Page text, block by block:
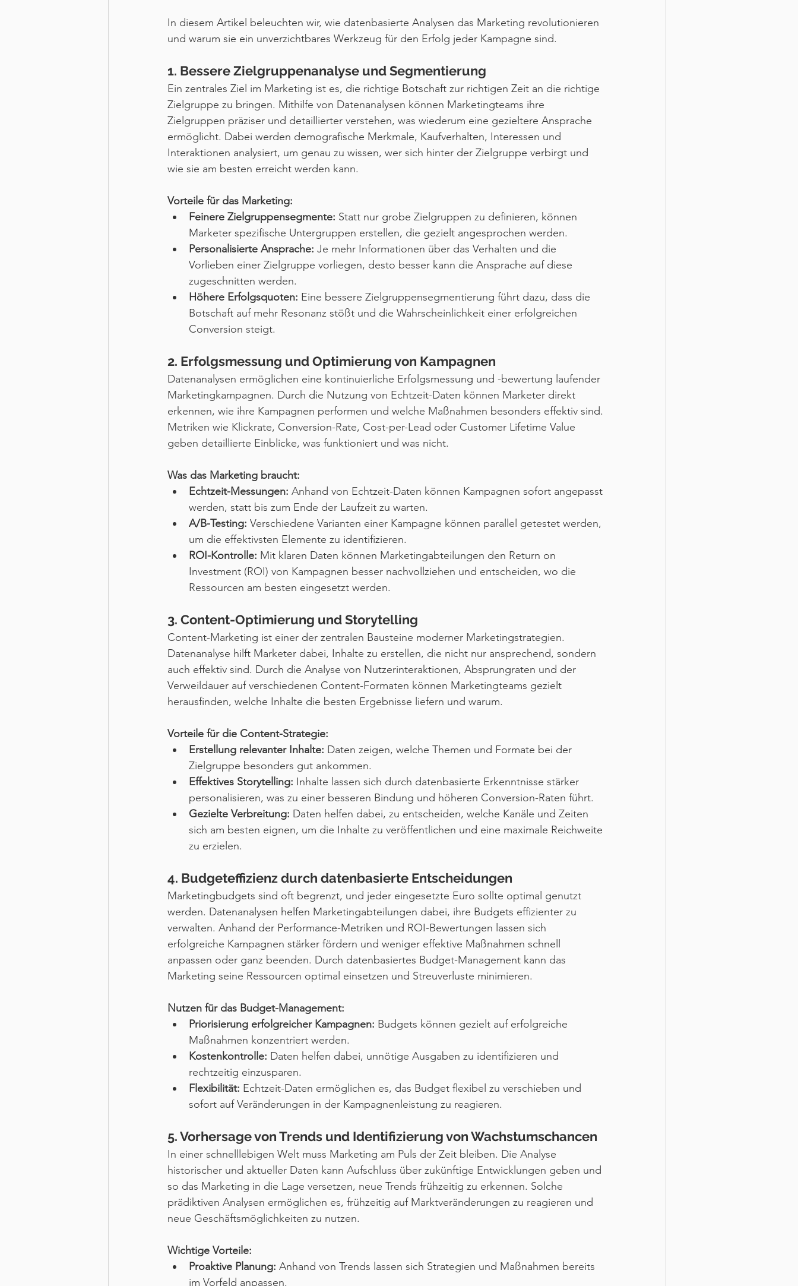
In diesem Artikel beleuchten wir, wie datenbasierte Analysen das Marketing revolutionieren
und warum sie ein unverzichtbares Werkzeug für den Erfolg jeder Kampagne sind.
1. Bessere Zielgruppenanalyse und Segmentierung
Ein zentrales Ziel im Marketing ist es, die richtige Botschaft zur richtigen Zeit an die richtige
Zielgruppe zu bringen. Mithilfe von Datenanalysen können Marketingteams ihre
Zielgruppen präziser und detaillierter verstehen, was wiederum eine gezieltere Ansprache
ermöglicht. Dabei werden demografische Merkmale, Kaufverhalten, Interessen und
Interaktionen analysiert, um genau zu wissen, wer sich hinter der Zielgruppe verbirgt und
wie sie am besten erreicht werden kann.
Vorteile für das Marketing:
Feinere Zielgruppensegmente: Statt nur grobe Zielgruppen zu definieren, können
Marketer spezifische Untergruppen erstellen, die gezielt angesprochen werden.
Personalisierte Ansprache: Je mehr Informationen über das Verhalten und die
Vorlieben einer Zielgruppe vorliegen, desto besser kann die Ansprache auf diese
zugeschnitten werden.
Höhere Erfolgsquoten: Eine bessere Zielgruppensegmentierung führt dazu, dass die
Botschaft auf mehr Resonanz stößt und die Wahrscheinlichkeit einer erfolgreichen
Conversion steigt.
2. Erfolgsmessung und Optimierung von Kampagnen
Datenanalysen ermöglichen eine kontinuierliche Erfolgsmessung und -bewertung laufender
Marketingkampagnen. Durch die Nutzung von Echtzeit-Daten können Marketer direkt
erkennen, wie ihre Kampagnen performen und welche Maßnahmen besonders effektiv sind.
Metriken wie Klickrate, Conversion-Rate, Cost-per-Lead oder Customer Lifetime Value
geben detaillierte Einblicke, was funktioniert und was nicht.
Was das Marketing braucht:
Echtzeit-Messungen: Anhand von Echtzeit-Daten können Kampagnen sofort angepasst
werden, statt bis zum Ende der Laufzeit zu warten.
A/B-Testing: Verschiedene Varianten einer Kampagne können parallel getestet werden,
um die effektivsten Elemente zu identifizieren.
ROI-Kontrolle: Mit klaren Daten können Marketingabteilungen den Return on
Investment (ROI) von Kampagnen besser nachvollziehen und entscheiden, wo die
Ressourcen am besten eingesetzt werden.
3. Content-Optimierung und Storytelling
Content-Marketing ist einer der zentralen Bausteine moderner Marketingstrategien.
Datenanalyse hilft Marketer dabei, Inhalte zu erstellen, die nicht nur ansprechend, sondern
auch effektiv sind. Durch die Analyse von Nutzerinteraktionen, Absprungraten und der
Verweildauer auf verschiedenen Content-Formaten können Marketingteams gezielt
herausfinden, welche Inhalte die besten Ergebnisse liefern und warum.
Vorteile für die Content-Strategie:
Erstellung relevanter Inhalte: Daten zeigen, welche Themen und Formate bei der
Zielgruppe besonders gut ankommen.
Effektives Storytelling: Inhalte lassen sich durch datenbasierte Erkenntnisse stärker
personalisieren, was zu einer besseren Bindung und höheren Conversion-Raten führt.
Gezielte Verbreitung: Daten helfen dabei, zu entscheiden, welche Kanäle und Zeiten
sich am besten eignen, um die Inhalte zu veröffentlichen und eine maximale Reichweite
zu erzielen.
4. Budgeteffizienz durch datenbasierte Entscheidungen
Marketingbudgets sind oft begrenzt, und jeder eingesetzte Euro sollte optimal genutzt
werden. Datenanalysen helfen Marketingabteilungen dabei, ihre Budgets effizienter zu
verwalten. Anhand der Performance-Metriken und ROI-Bewertungen lassen sich
erfolgreiche Kampagnen stärker fördern und weniger effektive Maßnahmen schnell
anpassen oder ganz beenden. Durch datenbasiertes Budget-Management kann das
Marketing seine Ressourcen optimal einsetzen und Streuverluste minimieren.
Nutzen für das Budget-Management:
Priorisierung erfolgreicher Kampagnen: Budgets können gezielt auf erfolgreiche
Maßnahmen konzentriert werden.
Kostenkontrolle: Daten helfen dabei, unnötige Ausgaben zu identifizieren und
rechtzeitig einzusparen.
Flexibilität: Echtzeit-Daten ermöglichen es, das Budget flexibel zu verschieben und
sofort auf Veränderungen in der Kampagnenleistung zu reagieren.
5. Vorhersage von Trends und Identifizierung von Wachstumschancen
In einer schnelllebigen Welt muss Marketing am Puls der Zeit bleiben. Die Analyse
historischer und aktueller Daten kann Aufschluss über zukünftige Entwicklungen geben und
so das Marketing in die Lage versetzen, neue Trends frühzeitig zu erkennen. Solche
prädiktiven Analysen ermöglichen es, frühzeitig auf Marktveränderungen zu reagieren und
neue Geschäftsmöglichkeiten zu nutzen.
Wichtige Vorteile:
Proaktive Planung: Anhand von Trends lassen sich Strategien und Maßnahmen bereits
im Vorfeld anpassen.